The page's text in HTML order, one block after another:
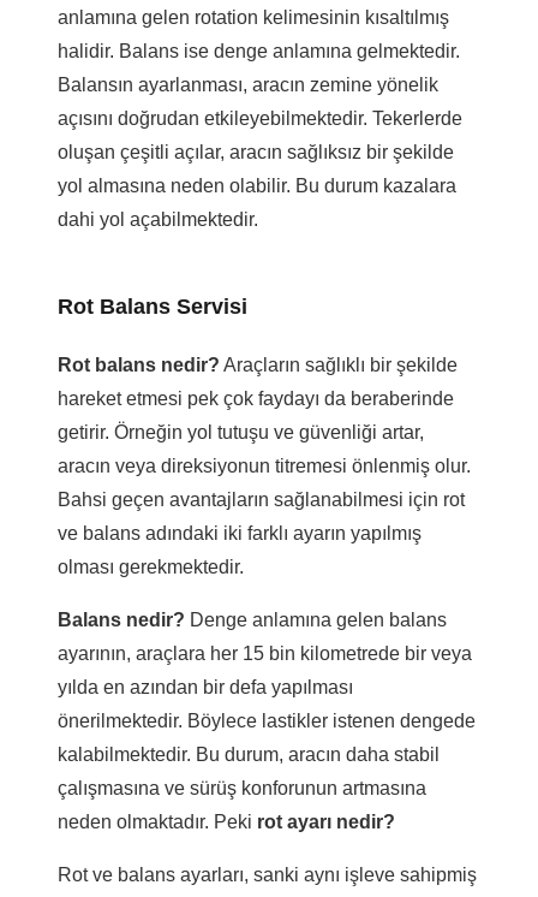
anlamına gelen rotation kelimesinin kısaltılmış
halidir. Balans ise denge anlamına gelmektedir.
Balansın ayarlanması, aracın zemine yönelik
açısını doğrudan etkileyebilmektedir. Tekerlerde
oluşan çeşitli açılar, aracın sağlıksız bir şekilde
yol almasına neden olabilir. Bu durum kazalara
dahi yol açabilmektedir.
Rot Balans Servisi
Rot balans nedir? Araçların sağlıklı bir şekilde
hareket etmesi pek çok faydayı da beraberinde
getirir. Örneğin yol tutuşu ve güvenliği artar,
aracın veya direksiyonun titremesi önlenmiş olur.
Bahsi geçen avantajların sağlanabilmesi için rot
ve balans adındaki iki farklı ayarın yapılmış
olması gerekmektedir.
Balans nedir? Denge anlamına gelen balans
ayarının, araçlara her 15 bin kilometrede bir veya
yılda en azından bir defa yapılması
önerilmektedir. Böylece lastikler istenen dengede
kalabilmektedir. Bu durum, aracın daha stabil
çalışmasına ve sürüş konforunun artmasına
neden olmaktadır. Peki rot ayarı nedir?
Rot ve balans ayarları, sanki aynı işleve sahipmiş